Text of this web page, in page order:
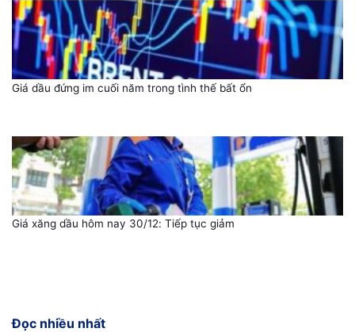
Giá dầu đứng im cuối năm trong tình thế bất ổn
Giá xăng dầu hôm nay 30/12: Tiếp tục giảm
Đọc nhiều nhất